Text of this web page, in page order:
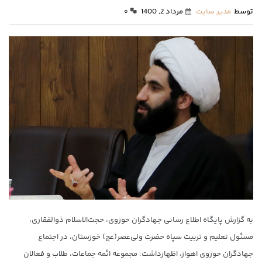
توسط مدیر سایت مرداد 2, 1400 ۰
به گزارش پایگاه اطلاع رسانی جهادگران حوزوی، حجت‌الاسلام ذوالفقاری،
مسئول تعلیم و تربیت سپاه حضرت ولی‌عصر(عج) خوزستان، در اجتماع
جهادگران حوزوی اهواز، اظهارداشت: مجموعه ائمه جماعات، طلاب و فعالان